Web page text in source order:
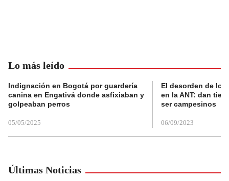
Lo más leído
Indignación en Bogotá por guardería
canina en Engativá donde asfixiaban y
golpeaban perros
05/05/2025
El desorden de
en la ANT: dan
ser campesinos
06/09/2023
Últimas Noticias